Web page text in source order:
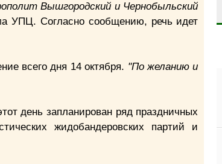
Вышгородский и Чернобыльский
УПЦ. Согласно сообщению, речь идет
всего дня 14 октября. "По желанию и
день запланирован ряд праздничных
жидобандеровских партий и